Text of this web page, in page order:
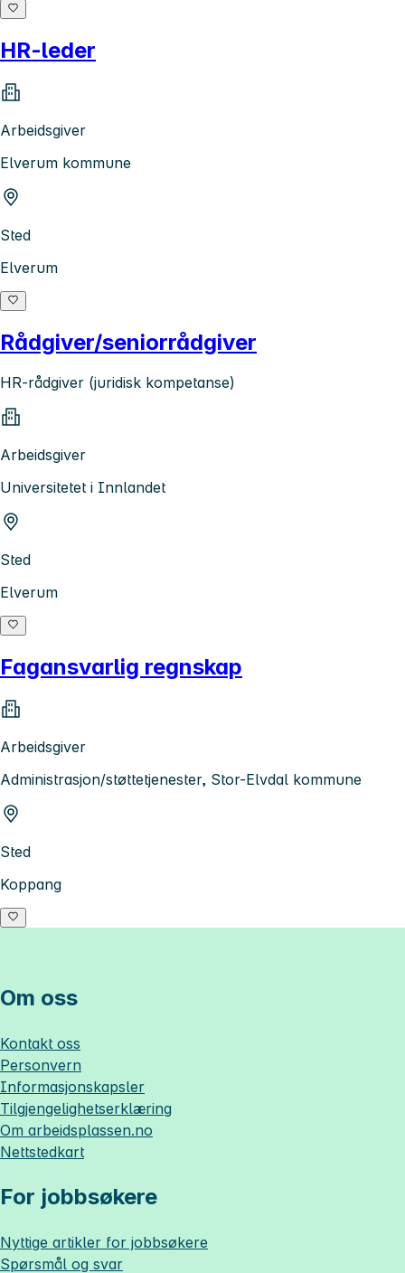
HR-leder
Arbeidsgiver
Elverum kommune
Sted
Elverum
Rådgiver/seniorrådgiver
HR-rådgiver (juridisk kompetanse)
Arbeidsgiver
Universitetet i Innlandet
Sted
Elverum
Fagansvarlig regnskap
Arbeidsgiver
Administrasjon/støttetjenester, Stor-Elvdal kommune
Sted
Koppang
Om oss
Kontakt oss
Personvern
Informasjonskapsler
Tilgjengelighetserklæring
Om arbeidsplassen.no
Nettstedkart
For jobbsøkere
Nyttige artikler for jobbsøkere
Spørsmål og svar